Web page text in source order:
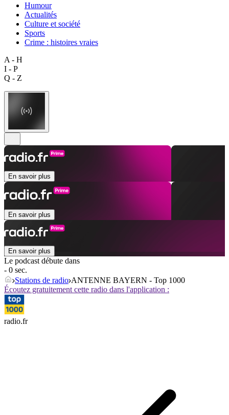
Humour
Actualités
Culture et société
Sports
Crime : histoires vraies
A - H
I - P
Q - Z
En savoir plus
En savoir plus
En savoir plus
Le podcast débute dans
- 0 sec.
Stations de radio ANTENNE BAYERN - Top 1000
Écoutez gratuitement cette radio dans l'application :
radio.fr